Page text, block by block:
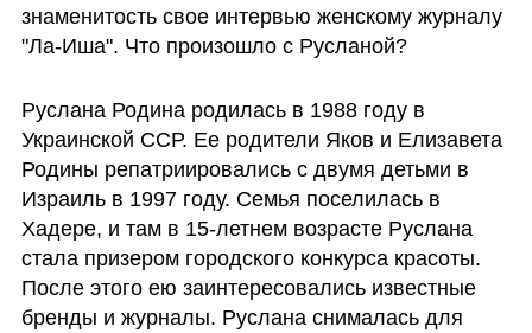
знаменитость свое интервью женскому журналу
"Ла-Иша". Что произошло с Русланой?
Руслана Родина родилась в 1988 году в
Украинской ССР. Ее родители Яков и Елизавета
Родины репатриировались с двумя детьми в
Израиль в 1997 году. Семья поселилась в
Хадере, и там в 15-летнем возрасте Руслана
стала призером городского конкурса красоты.
После этого ею заинтересовались известные
бренды и журналы. Руслана снималась для